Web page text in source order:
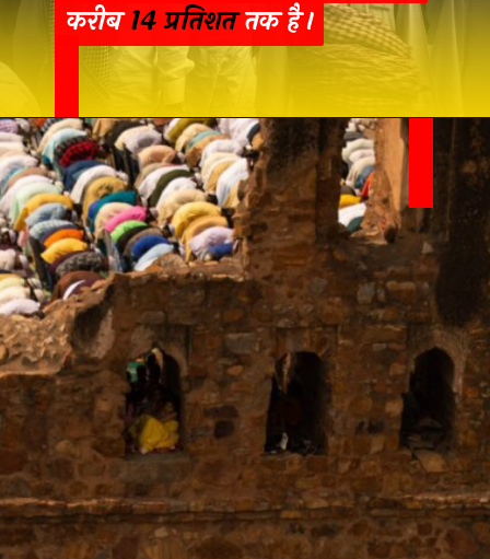
करीब 14 प्रतिशत तक है।
करीब14 प्रतिशततक है।